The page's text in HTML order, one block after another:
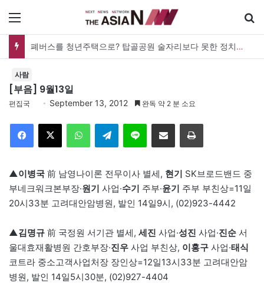
폐버스를 청년주택으로? 탑골공원 술자리보다 못한 정치의 상상력
사람
[부음] 9월13일
편집국 September 13, 2012 완독 약 2 분 소요
Telegram 이메일
▲이병국 前 남영나이론 전무이사 별세, 현기 SK브로드밴드 중
부네크워크본부장·원기 사업·수기 주부·윤기 주부 부친상=11일
20시33분 고려대안암병원, 발인 14일9시, (02)923-4442
▲김명규 前 국정원 서기관 별세, 세진 사업·성진 사업·진순 서
울대효재활병원 간호부장·진우 사업 부친상, 이홍구 사업·태식
코트라 중소고객사업처장 장인상=12일13시33분 고려대안암
병원, 발인 14일5시30분, (02)927-4404